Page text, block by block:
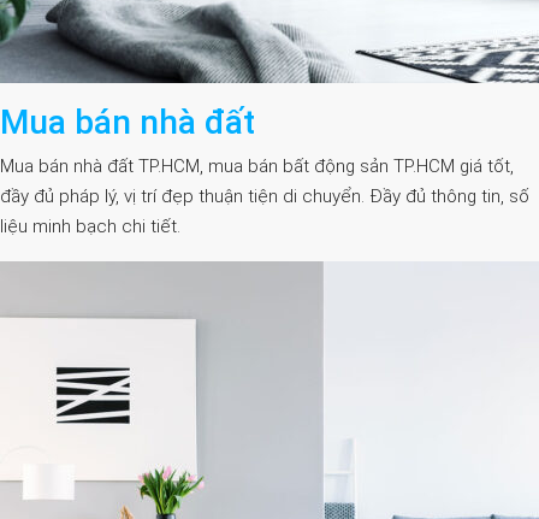
Mua bán nhà đất
Mua bán nhà đất TP.HCM, mua bán bất động sản TP.HCM giá tốt,
đầy đủ pháp lý, vị trí đẹp thuận tiện di chuyển. Đầy đủ thông tin, số
liệu minh bạch chi tiết.